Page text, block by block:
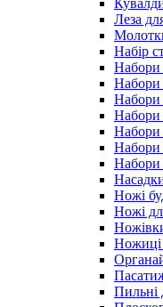
Леза
Набір
Набори
Набори
Набори
Набори
Набори
Набори
Набори
Ножі
Ножі
Ножиці
Пильні